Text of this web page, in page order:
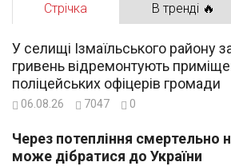
Стрічка В тренді 🔥
У селищі Ізмаїльського району
гривень відремонтують
поліцейських офіцерів громади
06.08.26 7047 0
Через потепління смертельно
може дібратися до України